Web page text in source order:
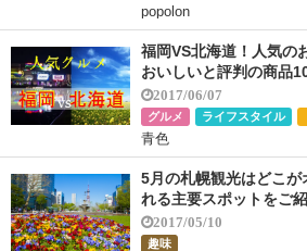
popolon
福岡VS北海道！人気の
おいしいと評判の商品
2017/06/07
グルメ ライフスタイル
青色
5月の札幌観光はどこが
れる主要スポットをご
2017/05/10
趣味